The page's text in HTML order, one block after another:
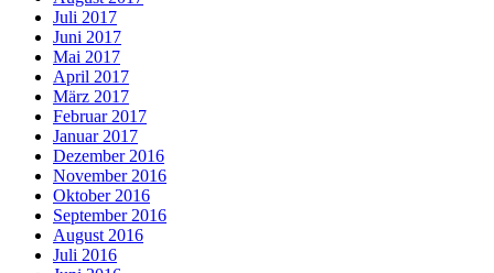
Juli 2017
Juni 2017
Mai 2017
April 2017
März 2017
Februar 2017
Januar 2017
Dezember 2016
November 2016
Oktober 2016
September 2016
August 2016
Juli 2016